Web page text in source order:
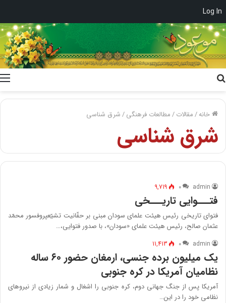
Log In
خانه/مقالات/مطالعات فرهنگی/شرق شناسی
شرق شناسی
admin ۰ 9,719
فتـــوایی تاریـــخی
فتوای تاریخی رئیس هیئت علمای سودان مبنی بر حقّانیت تشیّعپروفسور محمّد
عثمان صالح، رئیس هیئت علمای «سودان»، با صدور فتوایی،…
admin ۰ 11,413
یک میلیون برده جنسی، ارمغان حضور ۶۰ ساله
نظامیان آمریکا در کره جنوبی
آمریکا پس از جنگ جهانی دوم، کره جنوبی را اشغال و شمار زیادی از نیروهای
نظامی خود را در این…